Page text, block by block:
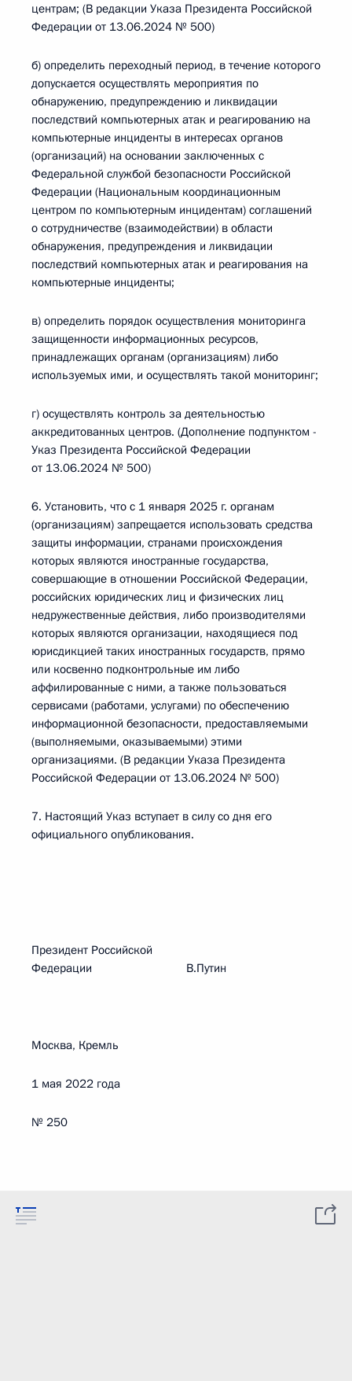
центрам; (В редакции Указа Президента Российской
Федерации от 13.06.2024 № 500)
б) определить переходный период, в течение которого
допускается осуществлять мероприятия по
обнаружению, предупреждению и ликвидации
последствий компьютерных атак и реагированию на
компьютерные инциденты в интересах органов
(организаций) на основании заключенных с
Федеральной службой безопасности Российской
Федерации (Национальным координационным
центром по компьютерным инцидентам) соглашений
о сотрудничестве (взаимодействии) в области
обнаружения, предупреждения и ликвидации
последствий компьютерных атак и реагирования на
компьютерные инциденты;
в) определить порядок осуществления мониторинга
защищенности информационных ресурсов,
принадлежащих органам (организациям) либо
используемых ими, и осуществлять такой мониторинг;
г) осуществлять контроль за деятельностью
аккредитованных центров. (Дополнение подпунктом -
Указ Президента Российской Федерации
от 13.06.2024 № 500)
6. Установить, что с 1 января 2025 г. органам
(организациям) запрещается использовать средства
защиты информации, странами происхождения
которых являются иностранные государства,
совершающие в отношении Российской Федерации,
российских юридических лиц и физических лиц
недружественные действия, либо производителями
которых являются организации, находящиеся под
юрисдикцией таких иностранных государств, прямо
или косвенно подконтрольные им либо
аффилированные с ними, а также пользоваться
сервисами (работами, услугами) по обеспечению
информационной безопасности, предоставляемыми
(выполняемыми, оказываемыми) этими
организациями. (В редакции Указа Президента
Российской Федерации от 13.06.2024 № 500)
7. Настоящий Указ вступает в силу со дня его
официального опубликования.
Президент Российской
Федерации В.Путин
Москва, Кремль
1 мая 2022 года
№ 250